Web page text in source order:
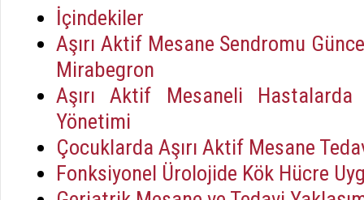
İçindekiler
Aşırı Aktif Mesane Sendromu
Mirabegron
Aşırı Aktif Mesaneli
Yönetimi
Çocuklarda Aşırı Aktif Mesane
Fonksiyonel Ürolojide Kök Hücre